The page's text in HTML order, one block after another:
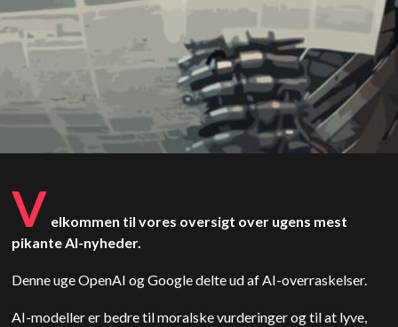
V elkommen til vores oversigt over ugens mest
pikante AI-nyheder.
Denne ugeOpenAI og Google delte ud af AI-overraskelser.
AI-modeller er bedre til moralske vurderinger og til at lyve,